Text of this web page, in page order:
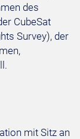
des
CubeSat
Survey), der
mit Sitz an